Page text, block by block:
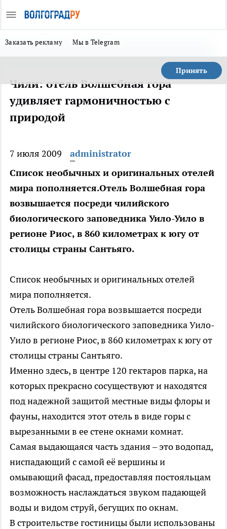
Заказать рекламу Мы в Telegram
Принять
Чили: отель Волшебная гора
удивляет гармоничностью с
природой
7 июля 2009
administrator
Список необычных и оригинальных отелей
мира пополняется.Отель Волшебная гора
возвышается посреди чилийского
биологического заповедника Уило-Уило в
регионе Риос, в 860 километрах к югу от
столицы страны Сантьяго.
Список необычных и оригинальных отелей
мира пополняется.
Отель Волшебная гора возвышается посреди
чилийского биологического заповедника Уило-
Уило в регионе Риос, в 860 километрах к югу от
столицы страны Сантьяго.
Именно здесь, в центре 120 гектаров парка, на
которых прекрасно сосуществуют и находятся
под надежной защитой местные виды флоры и
фауны, находится этот отель в виде горы с
вырезанными в ее стене окнами комнат.
Самая выдающаяся часть здания – это водопад,
ниспадающий с самой её вершины и
омывающий фасад, предоставляя постояльцам
возможность наслаждаться звуком падающей
воды и видом струй, бегущих по окнам.
В строительстве гостиницы были использованы